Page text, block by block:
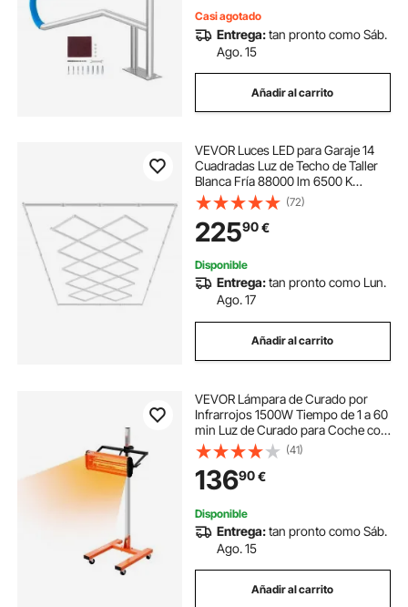
Casi agotado
Entrega:tan pronto como Sáb.
Ago. 15
Añadir al carrito
VEVOR Luces LED para Garaje 14
Cuadradas Luz de Techo de Taller
Blanca Fría 88000 lm 6500 K
Iluminación de Garaje de Bricolaje
Súper Brillante para Sótano,
Almacén, Salón de Belleza, Garaje
(72)
22590€
Disponible
Entrega:tan pronto como Lun.
Ago. 17
Añadir al carrito
VEVOR Lámpara de Curado por
Infrarrojos 1500W Tiempo de 1 a 60
min Luz de Curado para Coche con
Calefacción Automática con
Soporte Calentadores de Cabina de
Horneado en Aerosol para Área de
Horneado
(41)
13690€
Disponible
Entrega:tan pronto como Sáb.
Ago. 15
Añadir al carrito